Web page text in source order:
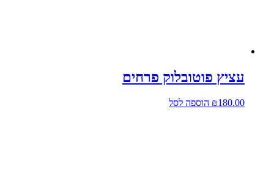
עציץ פוטובלוק פרחים
₪180.00 הוספה לסל